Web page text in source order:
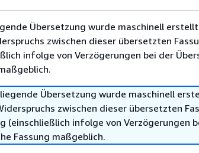
Übersetzung wurde maschinell
zwischen dieser übersetzten
infolge von Verzögerungen bei der
Übersetzung wurde maschinell
zwischen dieser übersetzten
(einschließlich infolge von Verzögerungen
Fassung maßgeblich.